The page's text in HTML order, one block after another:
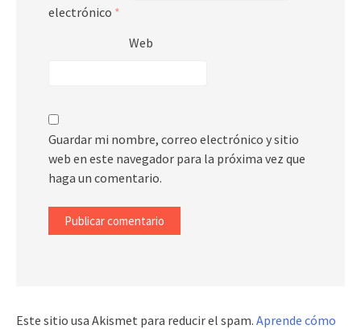
electrónico *
Web
Guardar mi nombre, correo electrónico y sitio
web en este navegador para la próxima vez que
haga un comentario.
Este sitio usa Akismet para reducir el spam. Aprende cómo